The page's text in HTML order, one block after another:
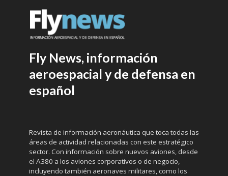
Fly News, información
aeroespacial y de defensa en
español
Revista de información aeronáutica que toca todas las
áreas de actividad relacionadas con este estratégico
sector. Con información sobre nuevos aviones, desde
el A380 a los aviones corporativos o de negocio,
incluyendo también aeronaves militares, como los